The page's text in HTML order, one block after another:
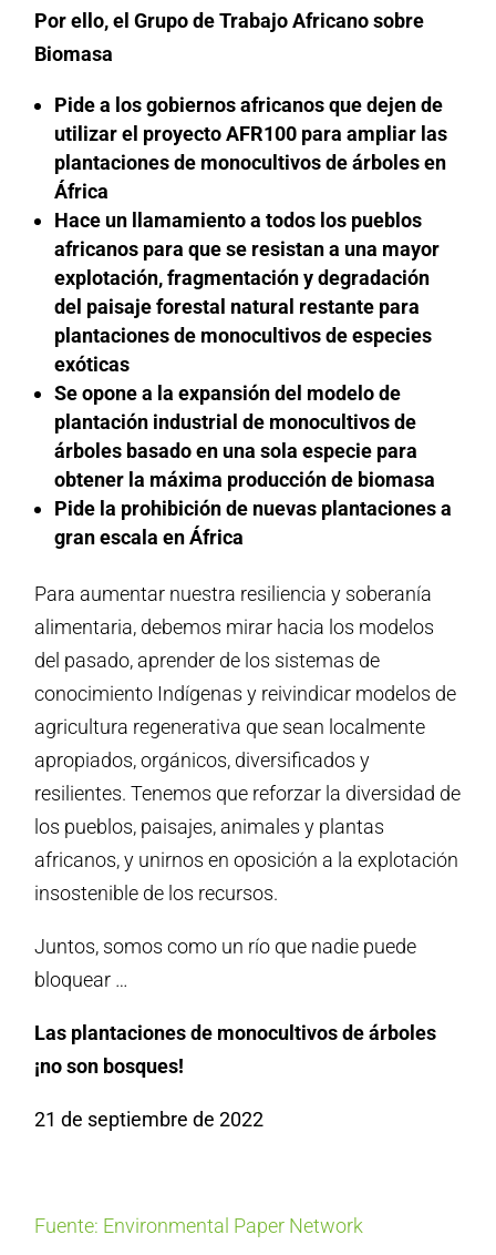
Por ello, el Grupo de Trabajo Africano sobre
Biomasa
Pide a los gobiernos africanos que dejen de
utilizar el proyecto AFR100 para ampliar las
plantaciones de monocultivos de árboles en
África
Hace un llamamiento a todos los pueblos
africanos para que se resistan a una mayor
explotación, fragmentación y degradación
del paisaje forestal natural restante para
plantaciones de monocultivos de especies
exóticas
Se opone a la expansión del modelo de
plantación industrial de monocultivos de
árboles basado en una sola especie para
obtener la máxima producción de biomasa
Pide la prohibición de nuevas plantaciones a
gran escala en África
Para aumentar nuestra resiliencia y soberanía
alimentaria, debemos mirar hacia los modelos
del pasado, aprender de los sistemas de
conocimiento Indígenas y reivindicar modelos de
agricultura regenerativa que sean localmente
apropiados, orgánicos, diversificados y
resilientes. Tenemos que reforzar la diversidad de
los pueblos, paisajes, animales y plantas
africanos, y unirnos en oposición a la explotación
insostenible de los recursos.
Juntos, somos como un río que nadie puede
bloquear …
Las plantaciones de monocultivos de árboles
¡no son bosques!
21 de septiembre de 2022
Fuente: Environmental Paper Network